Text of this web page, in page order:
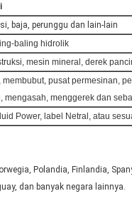
baja, perunggu dan lain-lain
baling hidrolik
mesin mineral, derek
membubut, pusat permesinan,
mengasah, menggerek dan
Power, label Netral, atau
Polandia, Finlandia,
dan banyak negara lainnya.